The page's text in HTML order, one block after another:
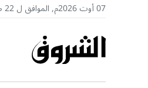
07 أوت 2026م, الموافق ل 22 صفر 1448هـ